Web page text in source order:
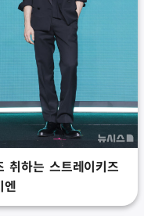
취하는 스트레이키즈
엔